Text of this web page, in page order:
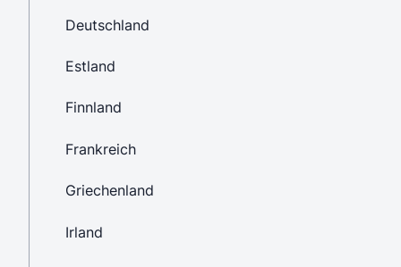
Deutschland
Estland
Finnland
Frankreich
Griechenland
Irland